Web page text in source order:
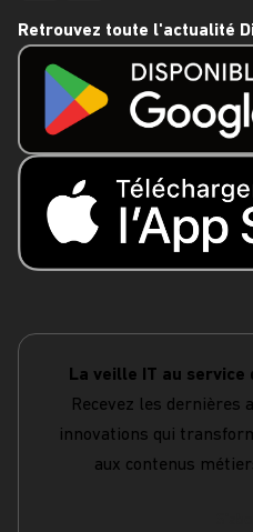
Retrouvez toute l'actualité
La veille IT au
Recevez les dernières
innovations qui
aux contenus